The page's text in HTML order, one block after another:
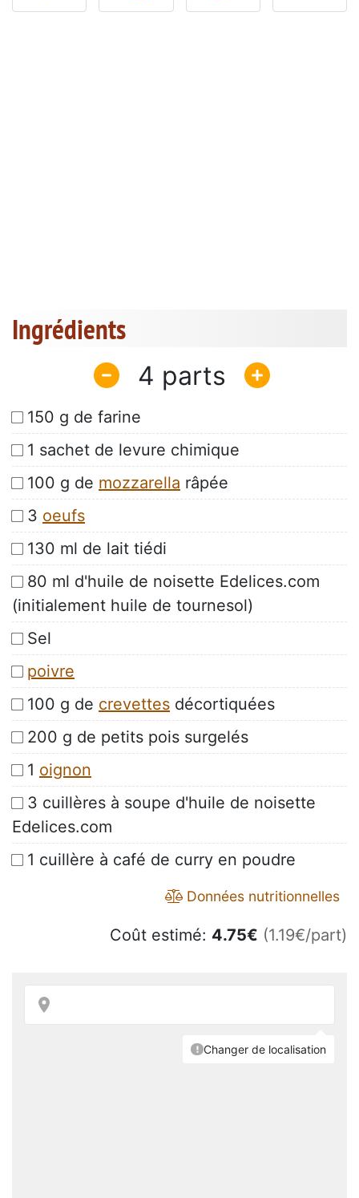
Ingrédients
4
150 g de farine
1 sachet de levure chimique
100 g de mozzarella râpée
3 oeufs
130 ml de lait tiédi
80 ml d'huile de noisette Edelices.com
(initialement huile de tournesol)
Sel
poivre
100 g de crevettes décortiquées
200 g de petits pois surgelés
1 oignon
3 cuillères à soupe d'huile de noisette
Edelices.com
1 cuillère à café de curry en poudre
Données nutritionnelles
Coût estimé: 4.75€ (1.19€/part)